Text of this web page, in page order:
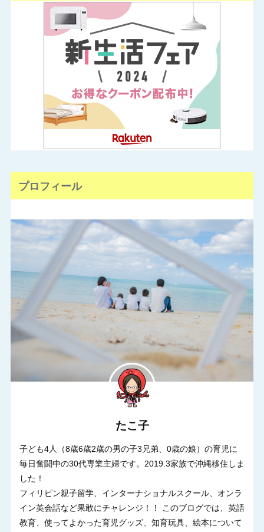
プロフィール
たこ子
子ども4人（8歳6歳2歳の男の子3兄弟、0歳の娘）の育児に
毎日奮闘中の30代専業主婦です。2019.3家族で沖縄移住しま
した！
フィリピン親子留学、インターナショナルスクール、オンラ
イン英会話など果敢にチャレンジ！！ このブログでは、英語
教育、使ってよかった育児グッズ、知育玩具、絵本について